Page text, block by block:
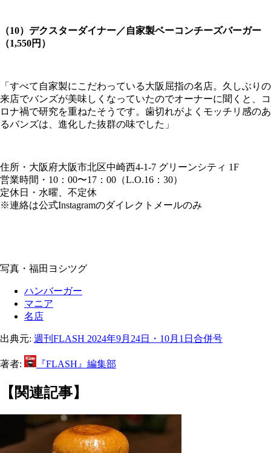
（10）デクスターダイナー／自家製ベーコンチーズバーガー
（1,550円）
「すべて自家製にこだわっている大阪屈指の名店。久しぶりの
来店でバンズが美味しくなっていたのでオーナーに聞くと、コ
ロナ禍で研究を重ねたそうです。歯切れがよくモッチリ感のあ
るバンズは、進化した抜群の味でした」
住所・大阪府大阪市北区中崎西4-1-7 グリーンシティ 1F
営業時間・10：00〜17：00（L.O.16：30）
定休日・水曜、不定休
※連絡は公式Instagramのダイレクトメールのみ
写真・福田ヨシツグ
ハンバーガー
マニア
名店
出典元: 週刊FLASH 2024年9月24日・10月1日合併号
著者: 『FLASH』編集部
【関連記事】